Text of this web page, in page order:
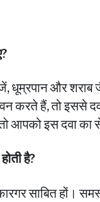
धूम्रपान और
करते हैं, तो इससे
इस दवा का
है?
साबित हों।